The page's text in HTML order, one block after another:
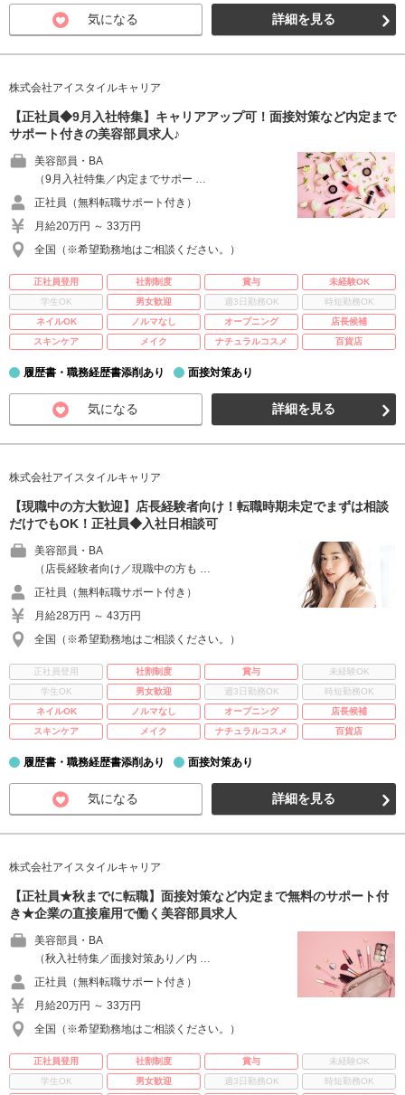
気になる 詳細を見る
株式会社アイスタイルキャリア
【正社員◆9月入社特集】キャリアアップ可！面接対策など内定まで
サポート付きの美容部員求人♪
美容部員・BA
（9月入社特集／内定までサポー …
正社員（無料転職サポート付き）
月給20万円 ～ 33万円
全国（※希望勤務地はご相談ください。）
正社員登用 社割制度 賞与
未経験OK
学生OK
男女歓迎 週3日勤務OK
時短勤務OK
ネイルOK
ノルマなし オープニング
店長候補
スキンケア
メイク ナチュラルコスメ 百貨店
履歴書・職務経歴書添削あり 面接対策あり
気になる 詳細を見る
株式会社アイスタイルキャリア
【現職中の方大歓迎】店長経験者向け！転職時期未定でまずは相談
だけでもOK！正社員◆入社日相談可
美容部員・BA
（店長経験者向け／現職中の方も …
正社員（無料転職サポート付き）
月給28万円 ～ 43万円
全国（※希望勤務地はご相談ください。）
正社員登用 社割制度 賞与
未経験OK
学生OK
男女歓迎 週3日勤務OK
時短勤務OK
ネイルOK
ノルマなし オープニング
店長候補
スキンケア
メイク ナチュラルコスメ 百貨店
履歴書・職務経歴書添削あり 面接対策あり
気になる 詳細を見る
株式会社アイスタイルキャリア
【正社員★秋までに転職】面接対策など内定まで無料のサポート付
き★企業の直接雇用で働く美容部員求人
美容部員・BA
（秋入社特集／面接対策あり／内 …
正社員（無料転職サポート付き）
月給20万円 ～ 33万円
全国（※希望勤務地はご相談ください。）
正社員登用 社割制度 賞与
未経験OK
学生OK
男女歓迎 週3日勤務OK
時短勤務OK